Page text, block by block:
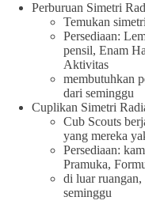
Perburuan Simetri
Temukan
Persediaan:
pensil, Enam
Aktivitas
membutuhkan
dari seminggu
Cuplikan Simetri
Cub Scouts
yang mereka
Persediaan:
Pramuka,
di luar
seminggu